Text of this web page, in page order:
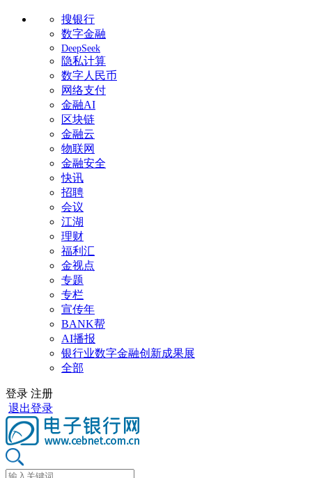
搜银行
数字金融
DeepSeek
隐私计算
数字人民币
网络支付
金融AI
区块链
金融云
物联网
金融安全
快讯
招聘
会议
江湖
理财
福利汇
金视点
专题
专栏
宣传年
BANK帮
AI播报
银行业数字金融创新成果展
全部
登录 注册
退出登录